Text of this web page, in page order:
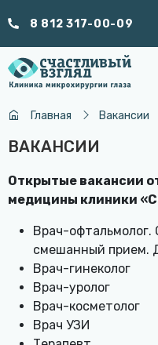
8 812 317-00-09
Главная Вакансии
ВАКАНСИИ
Открытые вакансии
медицины клиники
Врач-
смешанный прием.
Врач-гинеколог
Врач-уролог
Врач-косметолог
Врач УЗИ